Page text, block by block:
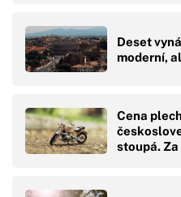
Deset
moderní,
Cena
stoupá.